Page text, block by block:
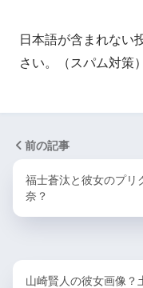
日本語が含まれない
さい。（スパム対策）
前の記事
福士蒼汰と彼女のプリ
奈？
山崎賢人の彼女画像？